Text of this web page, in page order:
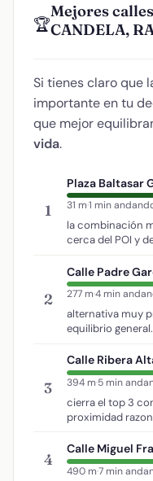
🏆
Mejores
CANDELA,
Si tienes claro que
importante en tu
que mejor
vida.
1
Plaza Baltasar
31 m·1 min
la combinación
cerca del POI y
2
Calle Padre
277 m·4 min
alternativa muy
equilibrio general.
3
Calle Ribera
394 m·5 min
cierra el top 3
proximidad
4
Calle Miguel
490 m·7 min